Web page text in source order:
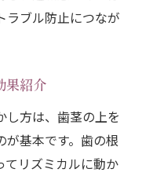
ラブル防止につなが
果紹介
し方は、歯茎の上を
が基本です。歯の根
てリズミカルに動か